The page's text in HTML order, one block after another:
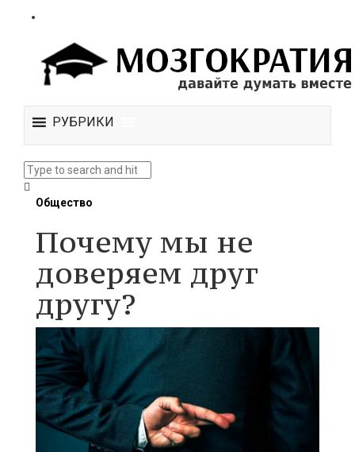
РУБРИКИ
Общество
Почему мы не
доверяем друг
другу?